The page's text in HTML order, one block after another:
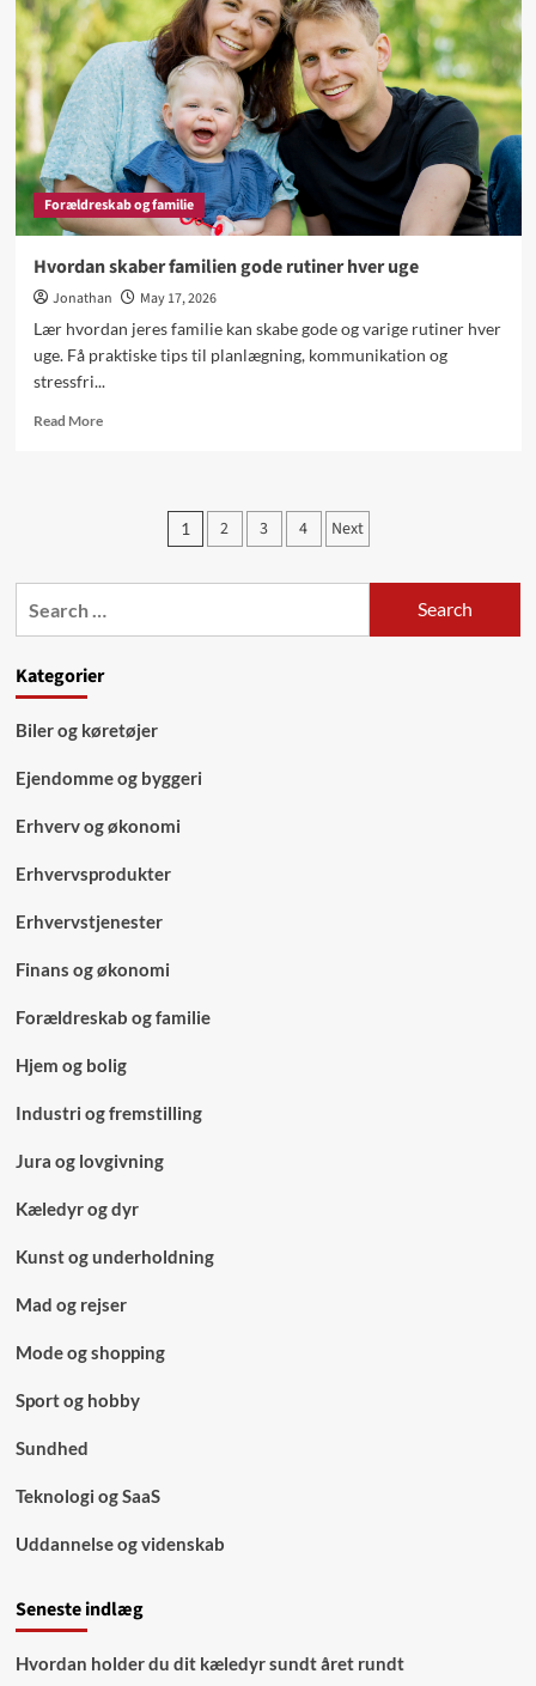
vigtige
for
familien
Forældreskab og familie
Hvordan skaber familien gode rutiner hver uge
Jonathan
May 17, 2026
Lær hvordan jeres familie kan skabe gode og varige rutiner hver
uge. Få praktiske tips til planlægning, kommunikation og
stressfri...
Read MoreRead
uge
Posts
pagination
1 2 3 4 Next
Kategorier
Biler og køretøjer
Ejendomme og byggeri
Erhverv og økonomi
Erhvervsprodukter
Erhvervstjenester
Finans og økonomi
Forældreskab og familie
Hjem og bolig
Industri og fremstilling
Jura og lovgivning
Kæledyr og dyr
Kunst og underholdning
Mad og rejser
Mode og shopping
Sport og hobby
Sundhed
Teknologi og SaaS
Uddannelse og videnskab
Seneste indlæg
Hvordan holder du dit kæledyr sundt året rundt